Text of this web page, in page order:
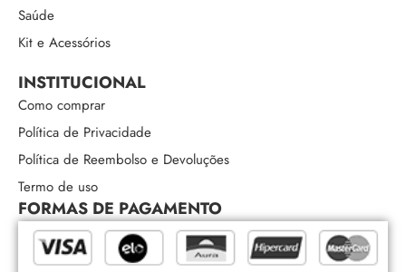
Saúde
Kit e Acessórios
INSTITUCIONAL
Como comprar
Política de Privacidade
Política de Reembolso e Devoluções
Termo de uso
FORMAS DE PAGAMENTO